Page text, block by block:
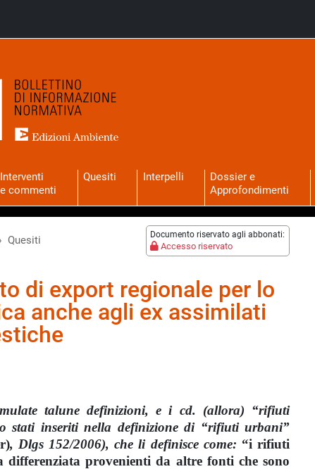
Interventi
e commenti
Quesiti Interpelli
Dossier e
Approfondimenti
Documento riservato agli abbonati:
Accesso riservato
Quesiti
di export regionale per lo
anche agli ex assimilati
talune definizioni, e i cd. (allora) “rifiuti
stati inseriti nella definizione di “rifiuti urbani”
), Dlgs 152/2006), che li definisce come: “i rifiuti
provenienti da altre fonti che sono